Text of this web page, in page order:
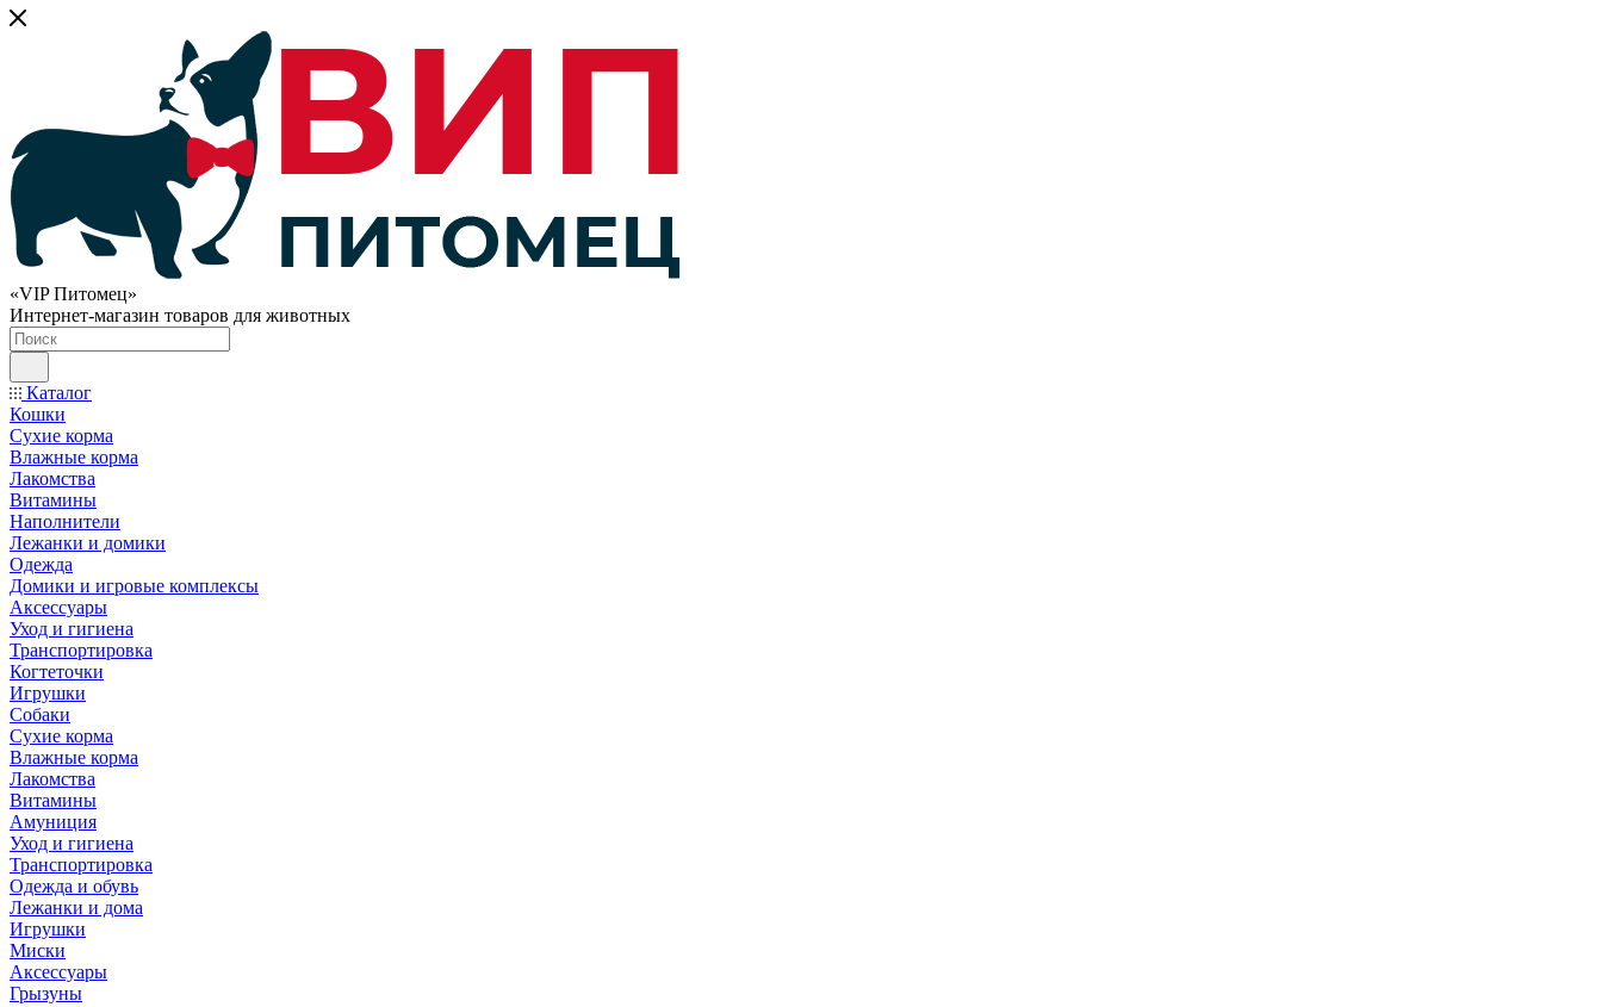
«VIP Питомец»
Интернет-магазин товаров для животных
Каталог
Кошки
Сухие корма
Влажные корма
Лакомства
Витамины
Наполнители
Лежанки и домики
Одежда
Домики и игровые комплексы
Аксессуары
Уход и гигиена
Транспортировка
Когтеточки
Игрушки
Собаки
Сухие корма
Влажные корма
Лакомства
Витамины
Амуниция
Уход и гигиена
Транспортировка
Одежда и обувь
Лежанки и дома
Игрушки
Миски
Аксессуары
Грызуны